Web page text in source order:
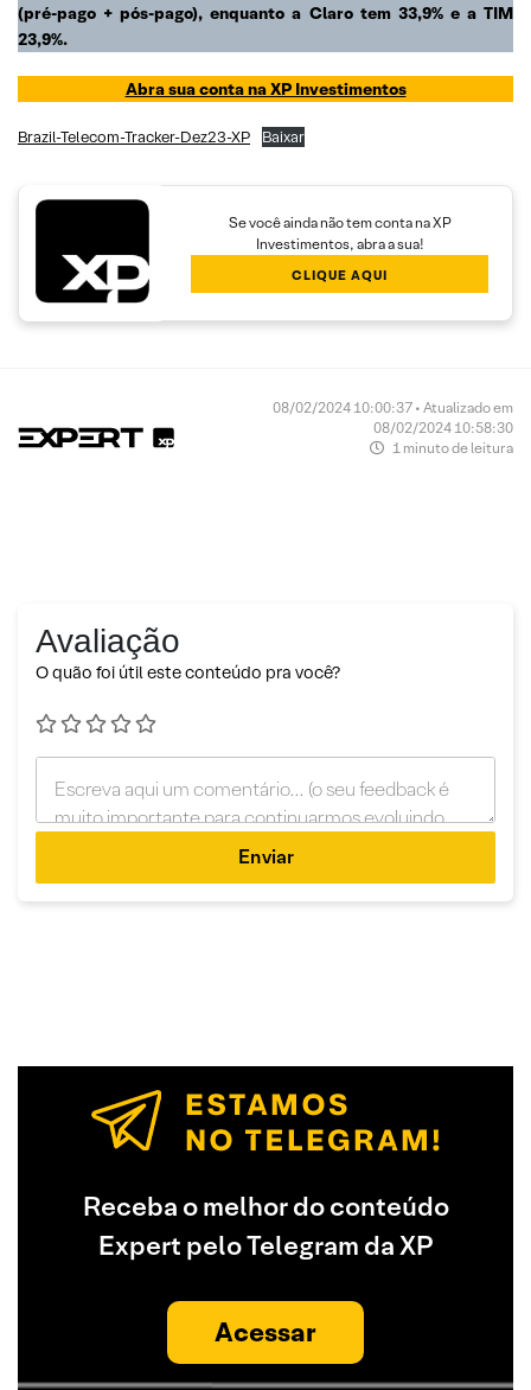
(pré-pago + pós-pago), enquanto a Claro tem 33,9% e a TIM
23,9%.
Abra sua conta na XP Investimentos
Brazil-Telecom-Tracker-Dez23-XP Baixar
Se você ainda não tem conta na XP
Investimentos, abra a sua!
CLIQUE AQUI
08/02/2024 10:00:37 • Atualizado em
08/02/2024 10:58:30
1 minuto de leitura
Avaliação
O quão foi útil este conteúdo pra você?
Enviar
Receba o melhor do conteúdo
Expert pelo Telegram da XP
Acessar